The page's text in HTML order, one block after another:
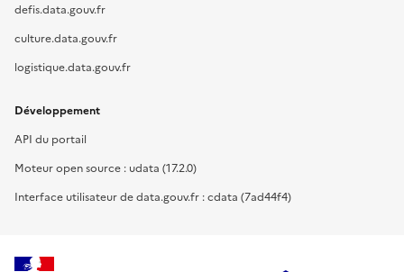
defis.data.gouv.fr
culture.data.gouv.fr
logistique.data.gouv.fr
Développement
API du portail
Moteur open source : udata (17.2.0)
Interface utilisateur de data.gouv.fr : cdata (7ad44f4)